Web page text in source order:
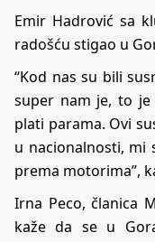
Emir Hadrović sa
radošću stigao u
“Kod nas su bili
super nam je, to
plati parama. Ovi
u nacionalnosti, mi
prema motorima”,
Irna Peco, članica
kaže da se u